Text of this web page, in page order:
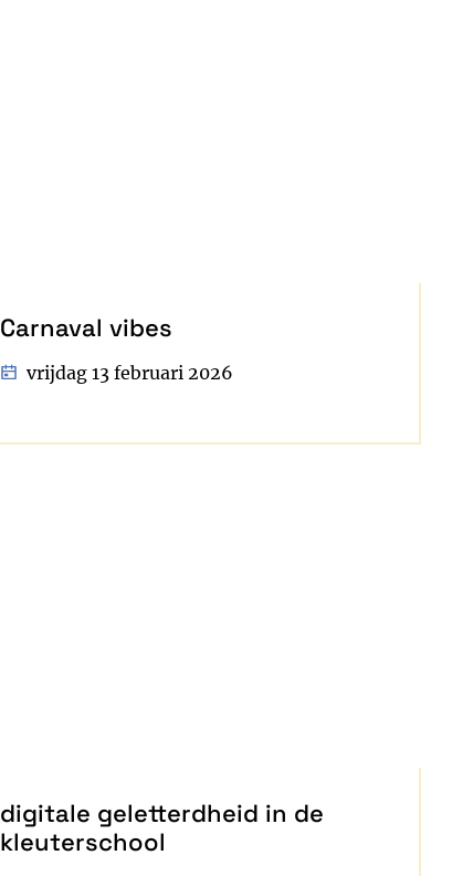
Carnaval vibes
vrijdag 13 februari 2026
digitale geletterdheid in de
kleuterschool